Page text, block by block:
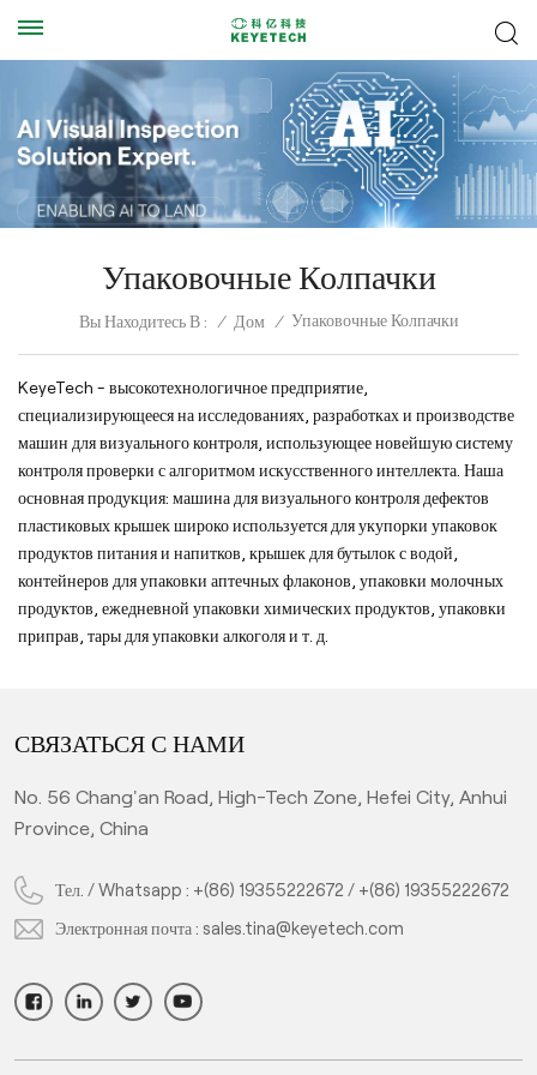
Упаковочные Колпачки
Вы Находитесь В : / Дом / Упаковочные Колпачки
KeyeTech - высокотехнологичное предприятие,
специализирующееся на исследованиях, разработках и производстве
машин для визуального контроля, использующее новейшую систему
контроля проверки с алгоритмом искусственного интеллекта. Наша
основная продукция: машина для визуального контроля дефектов
пластиковых крышек широко используется для укупорки упаковок
продуктов питания и напитков, крышек для бутылок с водой,
контейнеров для упаковки аптечных флаконов, упаковки молочных
продуктов, ежедневной упаковки химических продуктов, упаковки
приправ, тары для упаковки алкоголя и т. д.
СВЯЗАТЬСЯ С НАМИ
No. 56 Chang'an Road, High-Tech Zone, Hefei City, Anhui
Province, China
Тел. / Whatsapp : +(86) 19355222672 / +(86) 19355222672
Электронная почта :sales.tina@keyetech.com